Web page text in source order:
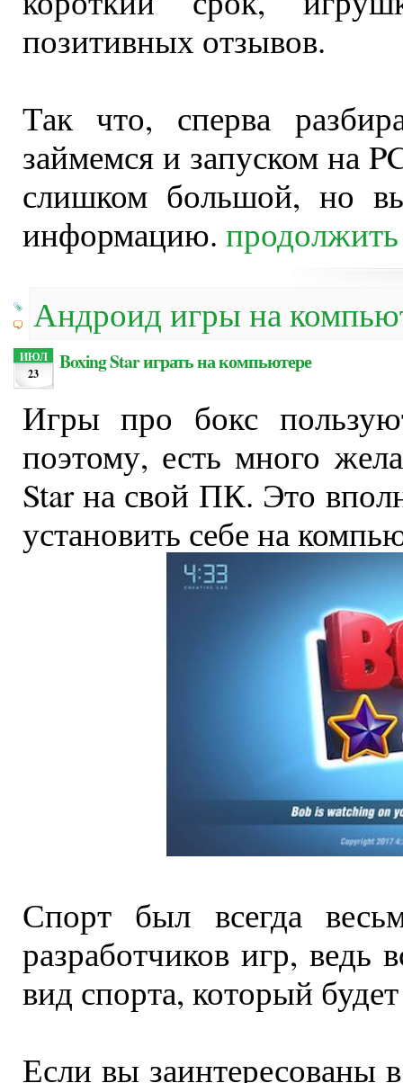
позитивных отзывов.
Так что, сперва
займемся и запуском на
слишком большой, но
информацию.
Андроид игры на
ИЮЛ
23
Boxing Star играть на компьютере
Игры про бокс
поэтому, есть много
Star на свой ПК. Это
установить себе на
Спорт был всегда
разработчиков игр, ведь
вид спорта, который
Если вы заинтересованы